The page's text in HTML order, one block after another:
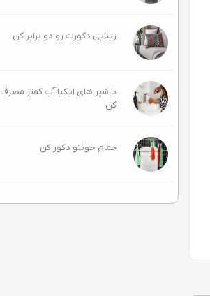
زیبایی دکورت رو دو برابر کن
با شیر های ایکیا آب کمتر مصرف
کن
حمام خونتو دکور کن